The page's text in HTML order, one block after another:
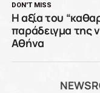
DON'T MISS
Η αξία του
παράδειγμα της
Αθήνα